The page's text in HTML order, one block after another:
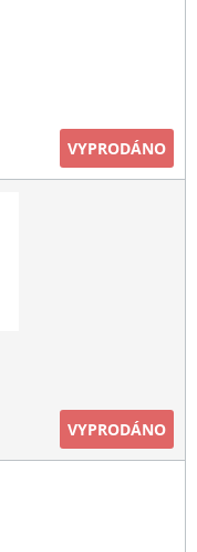
VYPRODÁNO
VYPRODÁNO